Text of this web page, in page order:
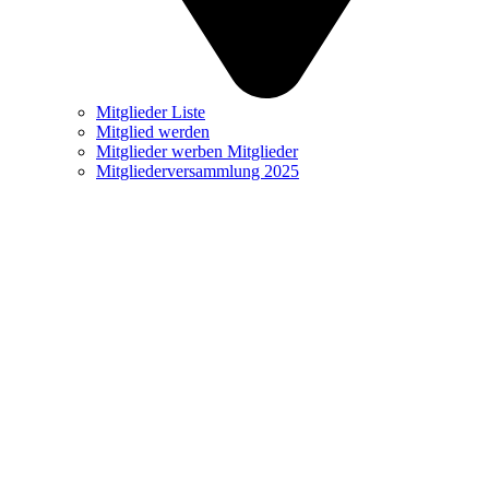
Mitglieder Liste
Mitglied werden
Mitglieder werben Mitglieder
Mitgliederversammlung 2025